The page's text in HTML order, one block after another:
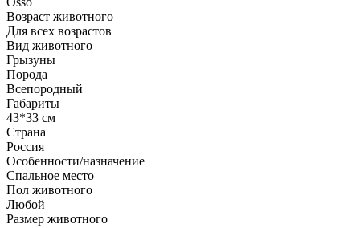
Возраст животного
Для всех возрастов
Вид животного
Грызуны
Порода
Всепородный
Габариты
43*33 см
Страна
Россия
Особенности/назначение
Спальное место
Пол животного
Любой
Размер животного